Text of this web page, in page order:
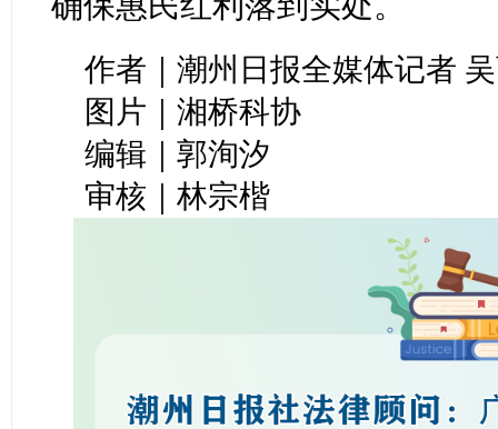
作者｜潮州日报全媒体记者
图片｜湘桥科协
编辑｜郭洵汐
审核｜林宗楷